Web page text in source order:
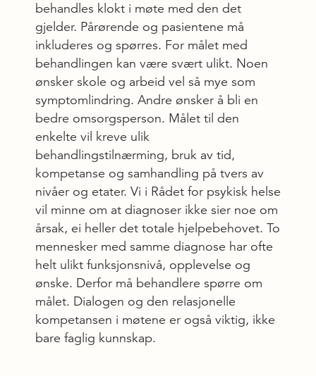
behandles klokt i møte med den det
gjelder. Pårørende og pasientene må
inkluderes og spørres. For målet med
behandlingen kan være svært ulikt. Noen
ønsker skole og arbeid vel så mye som
symptomlindring. Andre ønsker å bli en
bedre omsorgsperson. Målet til den
enkelte vil kreve ulik
behandlingstilnærming, bruk av tid,
kompetanse og samhandling på tvers av
nivåer og etater. Vi i Rådet for psykisk helse
vil minne om at diagnoser ikke sier noe om
årsak, ei heller det totale hjelpebehovet. To
mennesker med samme diagnose har ofte
helt ulikt funksjonsnivå, opplevelse og
ønske. Derfor må behandlere spørre om
målet. Dialogen og den relasjonelle
kompetansen i møtene er også viktig, ikke
bare faglig kunnskap.